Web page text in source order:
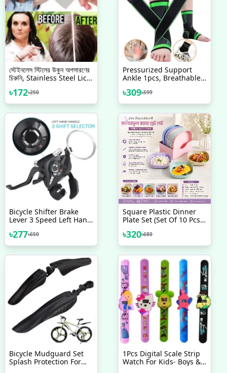
স্টেইনলেস স্টিলের উকুন অপসারণের
চিরুনি, Stainless Steel Lice
৳172৳250
Pressurized Support
Ankle 1pcs, Breathable
Sleeve With Adjustable
Wrap
৳309৳599
Bicycle Shifter Brake
Lever 3 Speed Left Hand
৳277৳650
Square Plastic Dinner
Plate Set (Set Of 10 Pcs)
Breakfast Plate With
Stand
৳320৳680
Bicycle Mudguard Set
Splash Protection For
1Pcs Digital Scale Strip
Watch For Kids- Boys &